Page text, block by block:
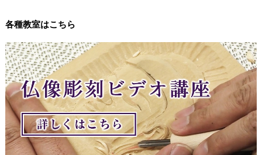
各種教室はこちら